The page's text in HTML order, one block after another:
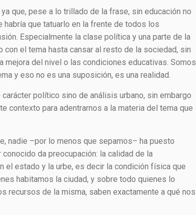
que, pese a lo trillado de la frase, sin educación no
habría que tatuarlo en la frente de todos los
Especialmente la clase política y una parte de la
con el tema hasta cansar al resto de la sociedad, sin
mejora del nivel o las condiciones educativas. Somos
y eso no es una suposición, es una realidad.
carácter político sino de análisis urbano, sin embargo
contexto para adentrarnos a la materia del tema que
nadie –por lo menos que sepamos– ha puesto
da preocupación: la calidad de la
el estado y la urbe, es decir la condición física que
habitamos la ciudad, y sobre todo quienes lo
recursos de la misma, saben exactamente a qué nos